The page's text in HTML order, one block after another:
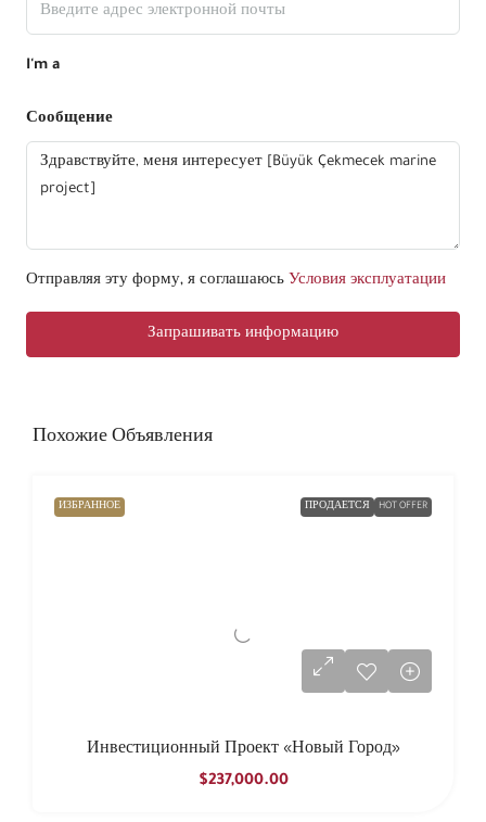
I'm a
Сообщение
Отправляя эту форму, я соглашаюсь Условия эксплуатации
Запрашивать информацию
Похожие Объявления
ИЗБРАННОЕ ПРОДАЕТСЯ HOT OFFER
Инвестиционный Проект «Новый Город»
$237,000.00